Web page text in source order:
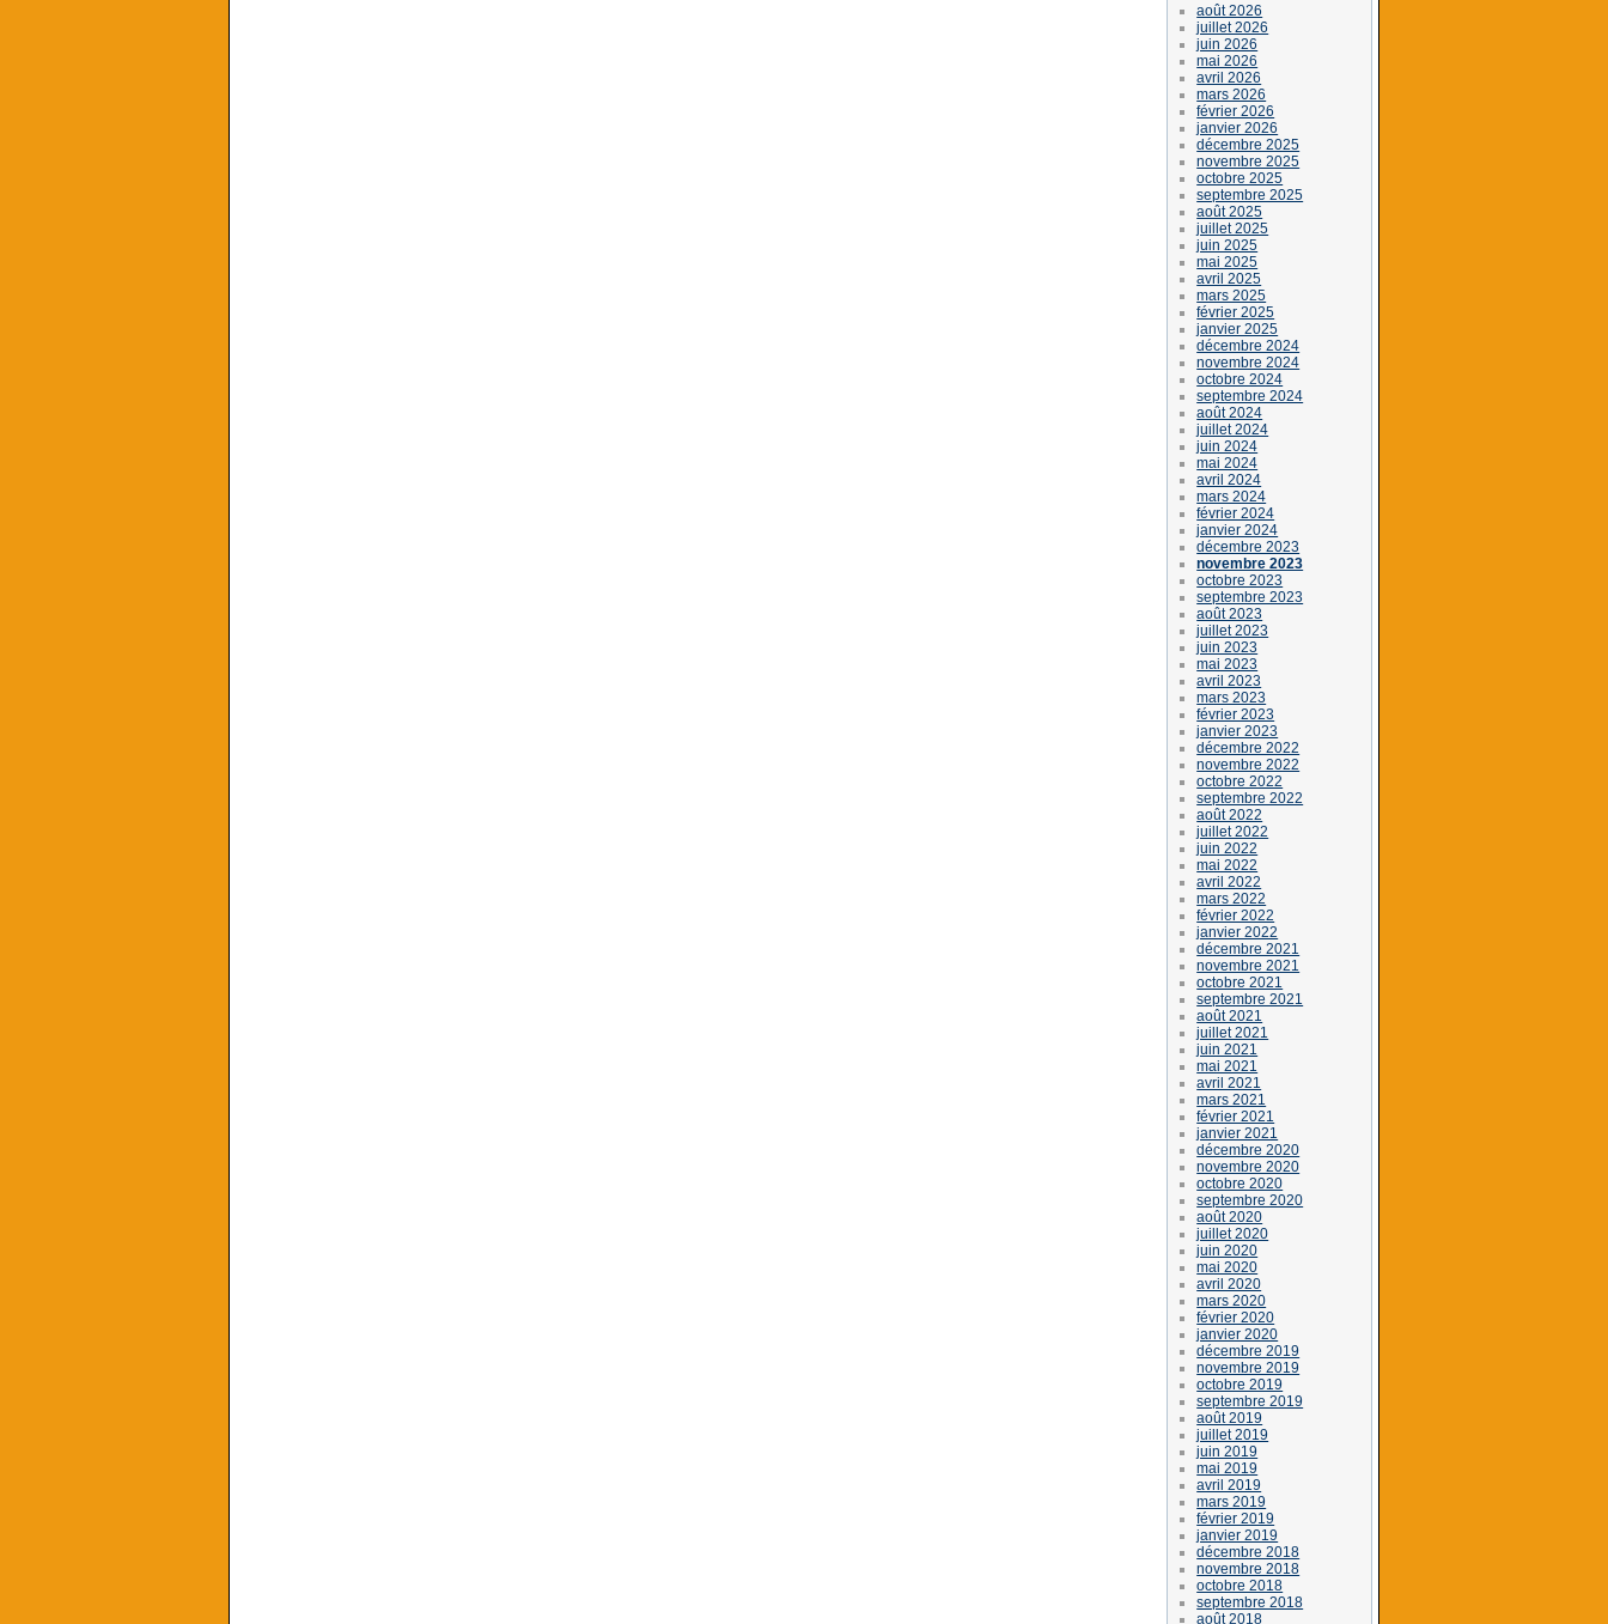
août 2026
juillet 2026
juin 2026
mai 2026
avril 2026
mars 2026
février 2026
janvier 2026
décembre 2025
novembre 2025
octobre 2025
septembre 2025
août 2025
juillet 2025
juin 2025
mai 2025
avril 2025
mars 2025
février 2025
janvier 2025
décembre 2024
novembre 2024
octobre 2024
septembre 2024
août 2024
juillet 2024
juin 2024
mai 2024
avril 2024
mars 2024
février 2024
janvier 2024
décembre 2023
novembre 2023
octobre 2023
septembre 2023
août 2023
juillet 2023
juin 2023
mai 2023
avril 2023
mars 2023
février 2023
janvier 2023
décembre 2022
novembre 2022
octobre 2022
septembre 2022
août 2022
juillet 2022
juin 2022
mai 2022
avril 2022
mars 2022
février 2022
janvier 2022
décembre 2021
novembre 2021
octobre 2021
septembre 2021
août 2021
juillet 2021
juin 2021
mai 2021
avril 2021
mars 2021
février 2021
janvier 2021
décembre 2020
novembre 2020
octobre 2020
septembre 2020
août 2020
juillet 2020
juin 2020
mai 2020
avril 2020
mars 2020
février 2020
janvier 2020
décembre 2019
novembre 2019
octobre 2019
septembre 2019
août 2019
juillet 2019
juin 2019
mai 2019
avril 2019
mars 2019
février 2019
janvier 2019
décembre 2018
novembre 2018
octobre 2018
septembre 2018
août 2018